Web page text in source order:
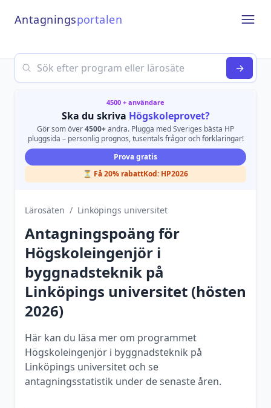
Antagningsportalen
Search
→
4500 + användare
Ska du skriva Högskoleprovet?
Gör som över4500+andra. Plugga med Sveriges bästa HP
pluggsida – personlig prognos, tusentals frågor och förklaringar!
Prova gratis
⏳ Få 20% rabattKod: HP2026
Lärosäten / Linköpings universitet
Antagningspoäng för
Högskoleingenjör i
byggnadsteknik på
Linköpings universitet (hösten
2026)
Här kan du läsa mer om programmet
Högskoleingenjör i byggnadsteknik på
Linköpings universitet och se
antagningsstatistik under de senaste åren.